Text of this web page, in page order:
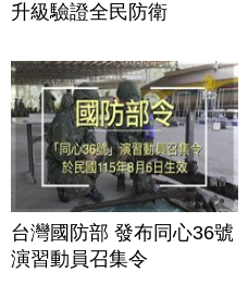
升級驗證全民防衛
台灣國防部 發布同心36號
演習動員召集令